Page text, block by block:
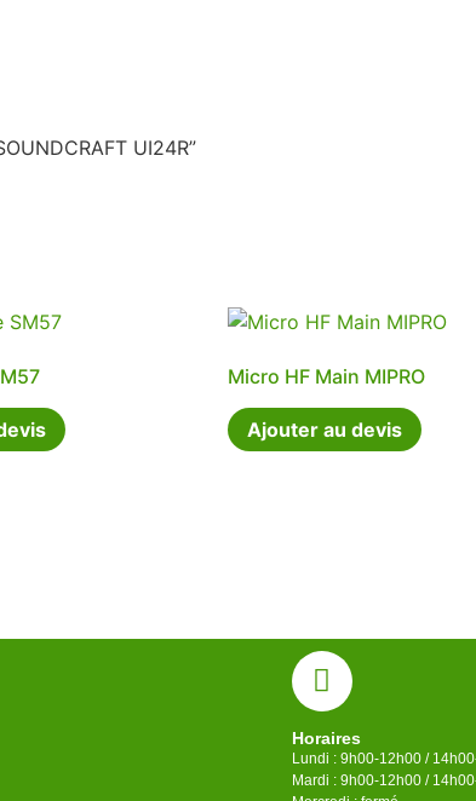
UI24R”
Micro HF Main MIPRO
Ajouter au devis
Horaires
Lundi : 9h00-12h00 /
Mardi : 9h00-12h00 /